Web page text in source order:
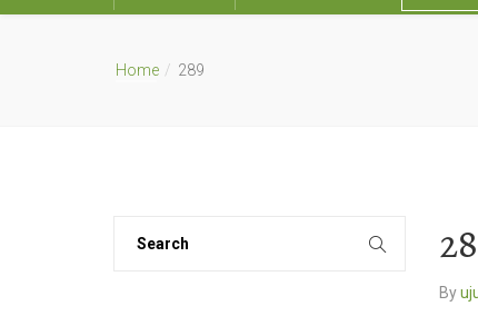
Home 289
By